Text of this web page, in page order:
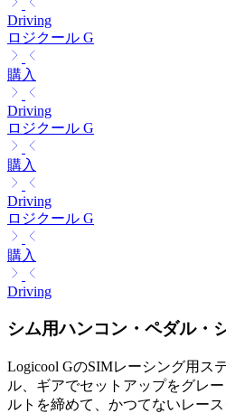
Driving
ロジクール G
購入
Driving
ロジクール G
購入
Driving
ロジクール G
購入
Driving
シム用ハンコン・ペダル・
Logicool GのSIMレーシング用ス
ル、ギアでセットアップをグレ
ルトを締めて、かつてないレー